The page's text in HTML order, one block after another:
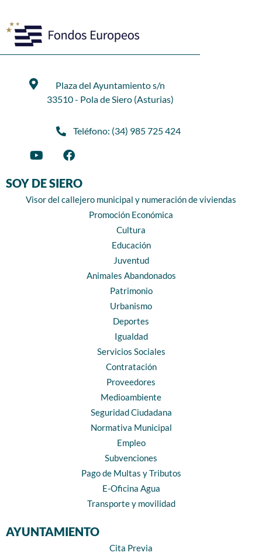
Plaza del Ayuntamiento s/n
33510 - Pola de Siero (Asturias)
Teléfono: (34) 985 725 424
SOY DE SIERO
Visor del callejero municipal y numeración de viviendas
Promoción Económica
Cultura
Educación
Juventud
Animales Abandonados
Patrimonio
Urbanismo
Deportes
Igualdad
Servicios Sociales
Contratación
Proveedores
Medioambiente
Seguridad Ciudadana
Normativa Municipal
Empleo
Subvenciones
Pago de Multas y Tributos
E-Oficina Agua
Transporte y movilidad
AYUNTAMIENTO
Cita Previa